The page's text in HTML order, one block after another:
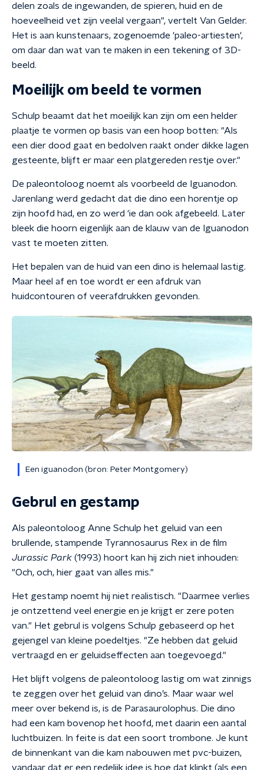
delen zoals de ingewanden, de spieren, huid en de
hoeveelheid vet zijn veelal vergaan", vertelt Van Gelder.
Het is aan kunstenaars, zogenoemde 'paleo-artiesten',
om daar dan wat van te maken in een tekening of 3D-
beeld.
Moeilijk om beeld te vormen
Schulp beaamt dat het moeilijk kan zijn om een helder
plaatje te vormen op basis van een hoop botten: "Als
een dier dood gaat en bedolven raakt onder dikke lagen
gesteente, blijft er maar een platgereden restje over."
De paleontoloog noemt als voorbeeld de Iguanodon.
Jarenlang werd gedacht dat die dino een horentje op
zijn hoofd had, en zo werd 'ie dan ook afgebeeld. Later
bleek die hoorn eigenlijk aan de klauw van de Iguanodon
vast te moeten zitten.
Het bepalen van de huid van een dino is helemaal lastig.
Maar heel af en toe wordt er een afdruk van
huidcontouren of veerafdrukken gevonden.
Een iguanodon (bron: Peter Montgomery)
Gebrul en gestamp
Als paleontoloog Anne Schulp het geluid van een
brullende, stampende Tyrannosaurus Rex in de film
Jurassic Park (1993) hoort kan hij zich niet inhouden:
"Och, och, hier gaat van alles mis."
Het gestamp noemt hij niet realistisch. "Daarmee verlies
je ontzettend veel energie en je krijgt er zere poten
van." Het gebrul is volgens Schulp gebaseerd op het
gejengel van kleine poedeltjes. "Ze hebben dat geluid
vertraagd en er geluidseffecten aan toegevoegd."
Het blijft volgens de paleontoloog lastig om wat zinnigs
te zeggen over het geluid van dino’s. Maar waar wel
meer over bekend is, is de Parasaurolophus. Die dino
had een kam bovenop het hoofd, met daarin een aantal
luchtbuizen. In feite is dat een soort trombone. Je kunt
de binnenkant van die kam nabouwen met pvc-buizen,
vandaar dat er een redelijk idee is hoe dat klinkt (als een